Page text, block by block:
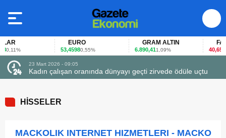
0,11%
EURO
53,45980,55%
GRAM ALTIN
6.890,411,09%
FAİZ
40,65-
23 Mart 2026 - 09:05
Kadın çalışan oranında dünyayı geçti zirvede ödüle uçtu
HİSSELER
MACKOLIK INTERNET HIZMETLERI - MACKO